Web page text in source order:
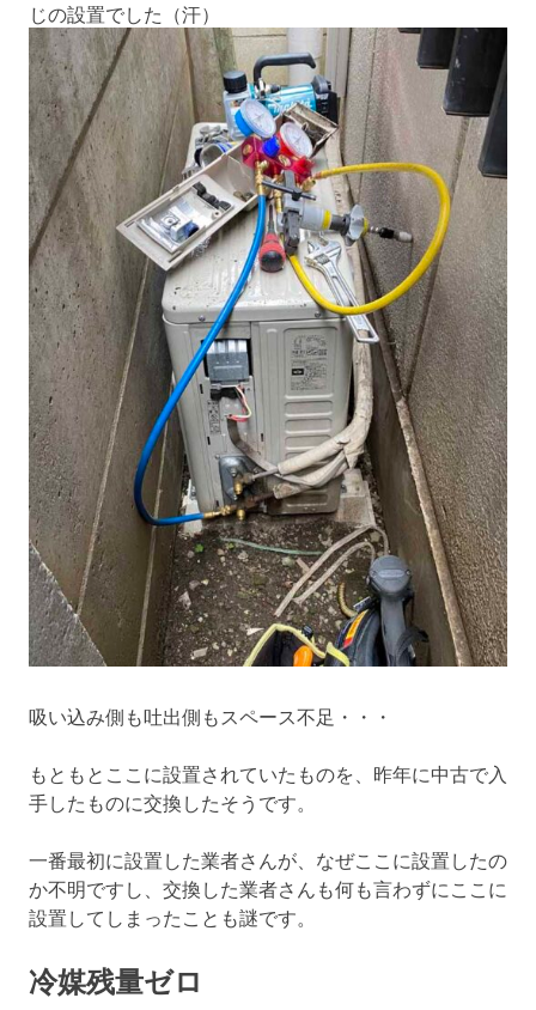
じの設置でした（汗）
吸い込み側も吐出側もスペース不足・・・
もともとここに設置されていたものを、昨年に中古で入
手したものに交換したそうです。
一番最初に設置した業者さんが、なぜここに設置したの
か不明ですし、交換した業者さんも何も言わずにここに
設置してしまったことも謎です。
冷媒残量ゼロ